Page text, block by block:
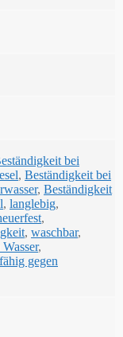
bei
, Beständigkeit bei
, Beständigkeit
, langlebig,
,
, waschbar,
,
gegen